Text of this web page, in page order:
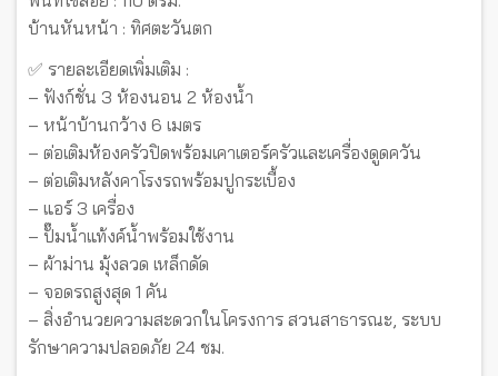
บ้านหันหน้า : ทิศตะวันตก
✅ รายละเอียดเพิ่มเติม :
– ฟังก์ชั่น 3 ห้องนอน 2 ห้องน้ำ
– หน้าบ้านกว้าง 6 เมตร
– ต่อเติมห้องครัวปิดพร้อมเคาเตอร์ครัวและเครื่องดูดควัน
– ต่อเติมหลังคาโรงรถพร้อมปูกระเบื้อง
– แอร์ 3 เครื่อง
– ปั๊มน้ำแท้งค์น้ำพร้อมใช้งาน
– ผ้าม่าน มุ้งลวด เหล็กดัด
– จอดรถสูงสุด 1 คัน
– สิ่งอำนวยความสะดวกในโครงการ สวนสาธารณะ, ระบบ
รักษาความปลอดภัย 24 ชม.